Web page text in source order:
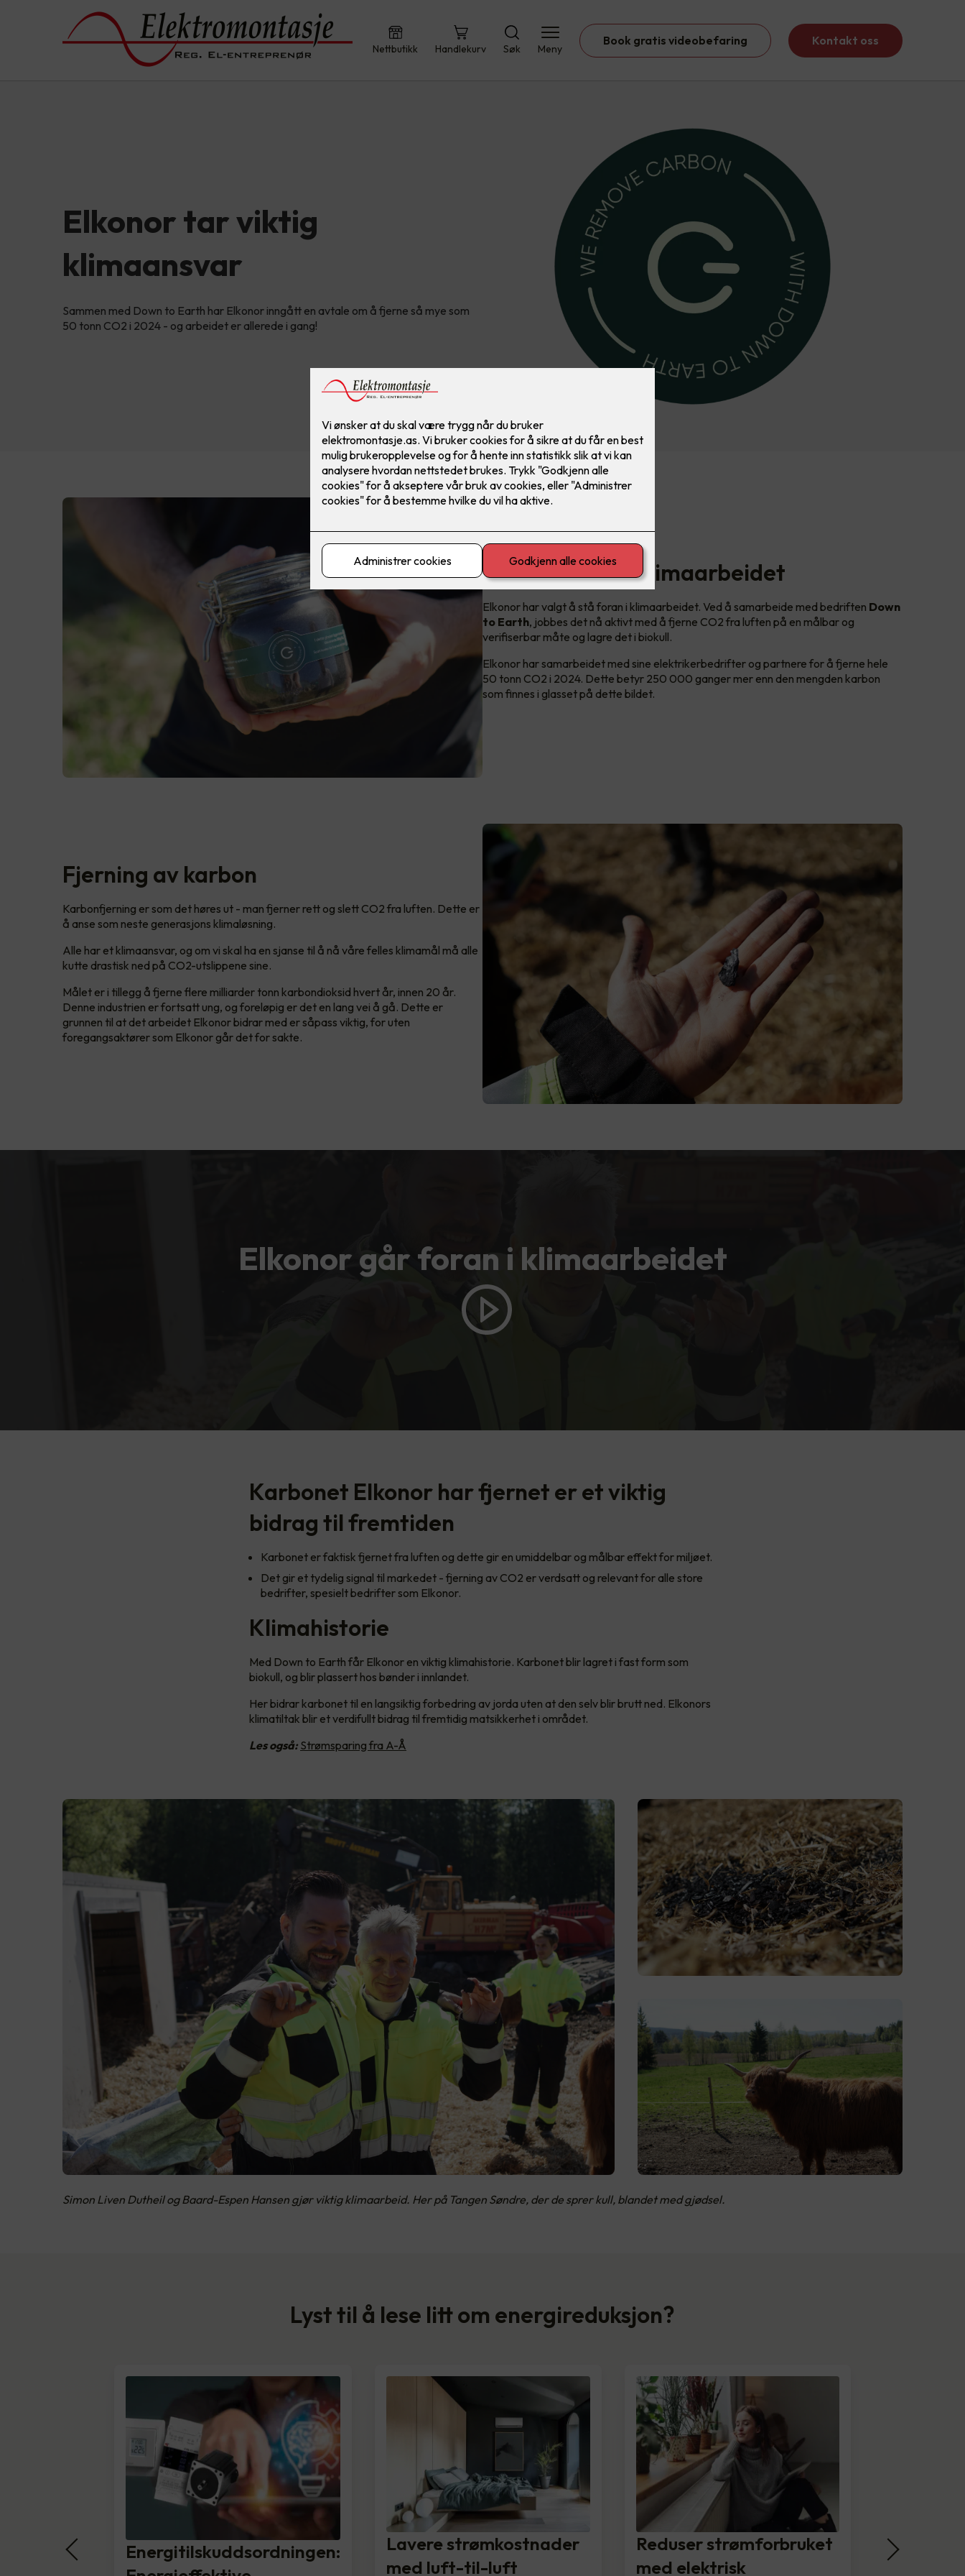
Nettbutikk Handlekurv Søk Meny
Book gratis videobefaring Kontakt oss
Elkonor tar viktig
klimaansvar
Sammen med Down to Earth har Elkonor inngått en avtale om å fjerne så mye som
50 tonn CO2 i 2024 - og arbeidet er allerede i gang!
Elkonors rolle i klimaarbeidet
Elkonor har valgt å stå foran i klimaarbeidet. Ved å samarbeide med bedriften Down
to Earth, jobbes det nå aktivt med å fjerne CO2 fra luften på en målbar og
verifiserbar måte og lagre det i biokull.
Elkonor har samarbeidet med sine elektrikerbedrifter og partnere for å fjerne hele
50 tonn CO2 i 2024. Dette betyr 250 000 ganger mer enn den mengden karbon
som finnes i glasset på dette bildet.
Fjerning av karbon
Karbonfjerning er som det høres ut - man fjerner rett og slett CO2 fra luften. Dette er
å anse som neste generasjons klimaløsning.
Alle har et klimaansvar, og om vi skal ha en sjanse til å nå våre felles klimamål må alle
kutte drastisk ned på CO2-utslippene sine.
Målet er i tillegg å fjerne flere milliarder tonn karbondioksid hvert år, innen 20 år.
Denne industrien er fortsatt ung, og foreløpig er det en lang vei å gå. Dette er
grunnen til at det arbeidet Elkonor bidrar med er såpass viktig, for uten
foregangsaktører som Elkonor går det for sakte.
Elkonor går foran i klimaarbeidet
Karbonet Elkonor har fjernet er et viktig
bidrag til fremtiden
Karbonet er faktisk fjernet fra luften og dette gir en umiddelbar og målbar effekt for miljøet.
Det gir et tydelig signal til markedet - fjerning av CO2 er verdsatt og relevant for alle store
bedrifter, spesielt bedrifter som Elkonor.
Klimahistorie
Med Down to Earth får Elkonor en viktig klimahistorie. Karbonet blir lagret i fast form som
biokull, og blir plassert hos bønder i innlandet.
Her bidrar karbonet til en langsiktig forbedring av jorda uten at den selv blir brutt ned. Elkonors
klimatiltak blir et verdifullt bidrag til fremtidig matsikkerhet i området.
Les også: Strømsparing fra A-Å
Simon Liven Dutheil og Baard-Espen Hansen gjør viktig klimaarbeid. Her på Tangen Søndre, der de sprer kull, blandet med gjødsel.
Lyst til å lese litt om energireduksjon?
Energitilskuddsordningen:
Lavere strømkostnader
med luft-til-luft
Reduser strømforbruket
med elektrisk